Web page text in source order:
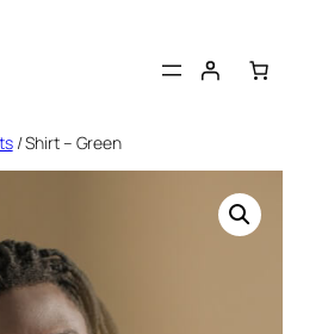
/ Shirt – Green